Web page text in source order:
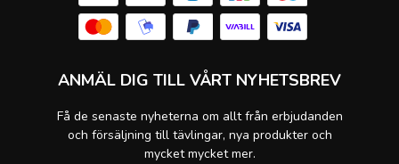
ANMÄL DIG TILL VÅRT NYHETSBREV
Få de senaste nyheterna om allt från erbjudanden
och försäljning till tävlingar, nya produkter och
mycket mycket mer.